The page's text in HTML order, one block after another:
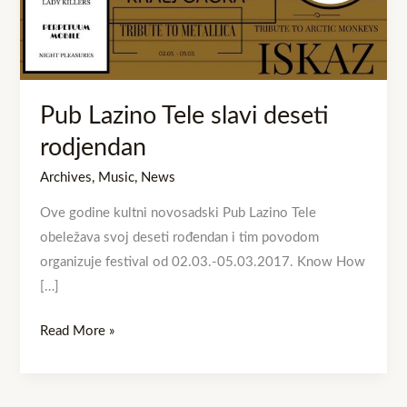
Pub Lazino Tele slavi deseti
rodjendan
Archives, Music, News
Ove godine kultni novosadski Pub Lazino Tele
obeležava svoj deseti rođendan i tim povodom
organizuje festival od 02.03.-05.03.2017. Know How
[…]
Read More »